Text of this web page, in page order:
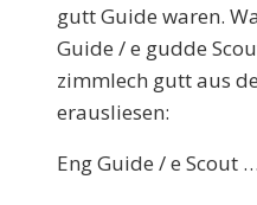
gutt Guide waren.
Guide / e gudde
zimmlech gutt aus
erausliesen:
Eng Guide / e Scout …